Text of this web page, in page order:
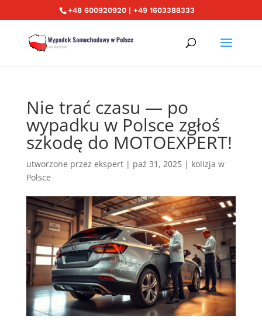
+48 600920920 | +49 1603388333
Nie trać czasu — po
wypadku w Polsce zgłoś
szkodę do MOTOEXPERT!
utworzone przez ekspert| paź 31, 2025| kolizja w
Polsce